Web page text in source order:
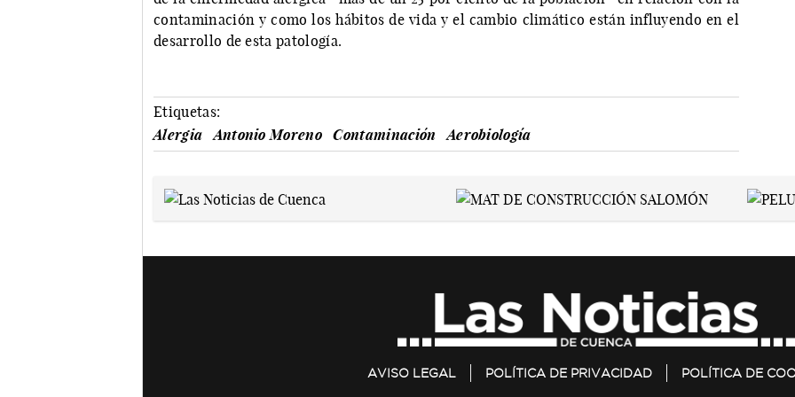
contaminación y como los hábitos de vida y el cambio climático están influyendo en el
desarrollo de esta patología.
Etiquetas:
Alergia
Antonio Moreno Contaminación Aerobiología
AVISO LEGAL POLÍTICA DE PRIVACIDAD POLÍTICA DE